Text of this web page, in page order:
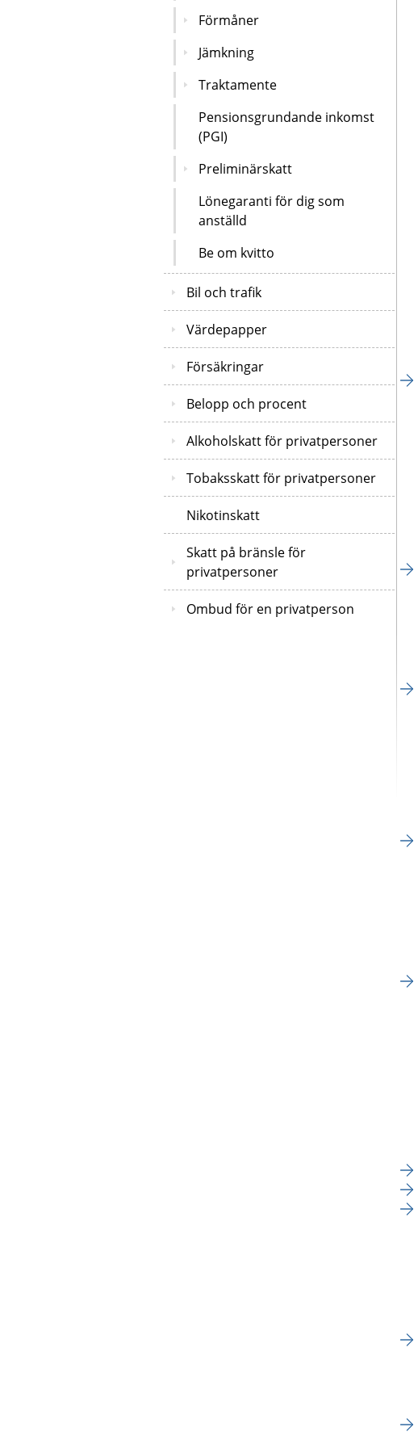
Förmåner
Jämkning
Traktamente
Pensionsgrundande inkomst
(PGI)
Preliminärskatt
Lönegaranti för dig som
anställd
Be om kvitto
Bil och trafik
Värdepapper
Försäkringar
Belopp och procent
Alkoholskatt för privatpersoner
Tobaksskatt för privatpersoner
Nikotinskatt
Skatt på bränsle för
privatpersoner
Ombud för en privatperson